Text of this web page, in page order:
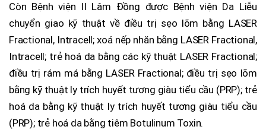
Còn Bệnh viện II Lâm Đồng được Bệnh viện Da Liễu
chuyển giao kỹ thuật về điều trị sẹo lõm bằng LASER
Fractional, Intracell; xoá nếp nhăn bằng LASER Fractional,
Intracell; trẻ hoá da bằng các kỹ thuật LASER Fractional;
điều trị rám má bằng LASER Fractional; điều trị sẹo lõm
bằng kỹ thuật ly trích huyết tương giàu tiểu cầu (PRP); trẻ
hoá da bằng kỹ thuật ly trích huyết tương giàu tiểu cầu
(PRP); trẻ hoá da bằng tiêm Botulinum Toxin.